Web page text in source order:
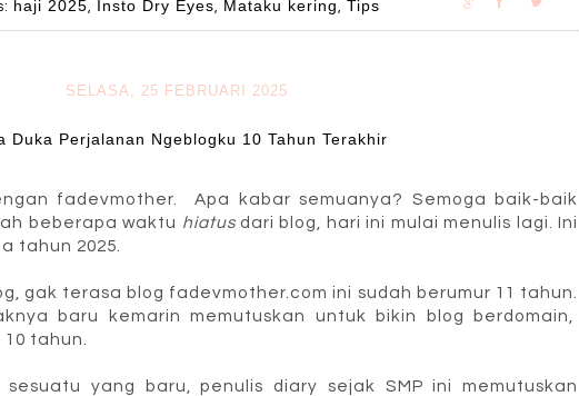
haji 2025, Insto Dry Eyes, Mataku kering, Tips
SELASA, 25 FEBRUARI 2025
Duka Perjalanan Ngeblogku 10 Tahun Terakhir
fadevmother. Apa kabar semuanya? Semoga baik-baik
beberapa waktu hiatusdari blog, hari ini mulai menulis lagi. Ini
tahun 2025.
gak terasa blog fadevmother.com ini sudah berumur 11 tahun.
baru kemarin memutuskan untuk bikin blog berdomain,
tahun.
yang baru, penulis diary sejak SMP ini memutuskan